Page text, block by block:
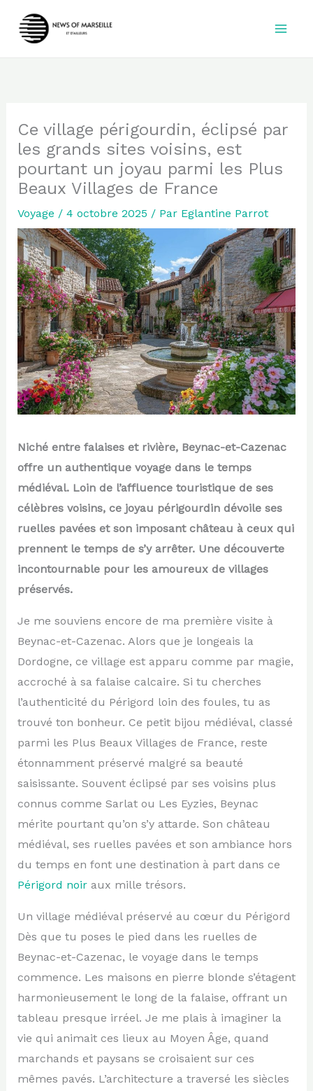
Ce village périgourdin, éclipsé par
les grands sites voisins, est
pourtant un joyau parmi les Plus
Beaux Villages de France
Voyage / 4 octobre 2025 / Par Eglantine Parrot
Niché entre falaises et rivière, Beynac-et-Cazenac
offre un authentique voyage dans le temps
médiéval. Loin de l’affluence touristique de ses
célèbres voisins, ce joyau périgourdin dévoile ses
ruelles pavées et son imposant château à ceux qui
prennent le temps de s’y arrêter. Une découverte
incontournable pour les amoureux de villages
préservés.
Je me souviens encore de ma première visite à
Beynac-et-Cazenac. Alors que je longeais la
Dordogne, ce village est apparu comme par magie,
accroché à sa falaise calcaire. Si tu cherches
l’authenticité du Périgord loin des foules, tu as
trouvé ton bonheur. Ce petit bijou médiéval, classé
parmi les Plus Beaux Villages de France, reste
étonnamment préservé malgré sa beauté
saisissante. Souvent éclipsé par ses voisins plus
connus comme Sarlat ou Les Eyzies, Beynac
mérite pourtant qu’on s’y attarde. Son château
médiéval, ses ruelles pavées et son ambiance hors
du temps en font une destination à part dans ce
Périgord noiraux mille trésors.
Un village médiéval préservé au cœur du Périgord
Dès que tu poses le pied dans les ruelles de
Beynac-et-Cazenac, le voyage dans le temps
commence. Les maisons en pierre blonde s’étagent
harmonieusement le long de la falaise, offrant un
tableau presque irréel. Je me plais à imaginer la
vie qui animait ces lieux au Moyen Âge, quand
marchands et paysans se croisaient sur ces
mêmes pavés. L’architecture a traversé les siècles